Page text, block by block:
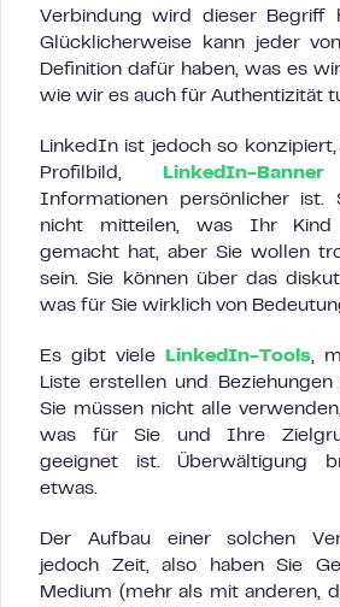
Verbindung wird dieser Begriff
Glücklicherweise kann jeder
Definition dafür haben, was es
wie wir es auch für Authentizität
LinkedIn ist jedoch so
Profilbild,
LinkedIn-Banner
Informationen persönlicher ist.
nicht mitteilen, was Ihr Kind
gemacht hat, aber Sie wollen
sein. Sie können über das
was für Sie wirklich von
Es gibt viele LinkedIn-Tools,
Liste erstellen und Beziehungen
Sie müssen nicht alle
was für Sie und Ihre
geeignet ist. Überwältigung
etwas.
Der Aufbau einer solchen
jedoch Zeit, also haben Sie
Medium (mehr als mit anderen,